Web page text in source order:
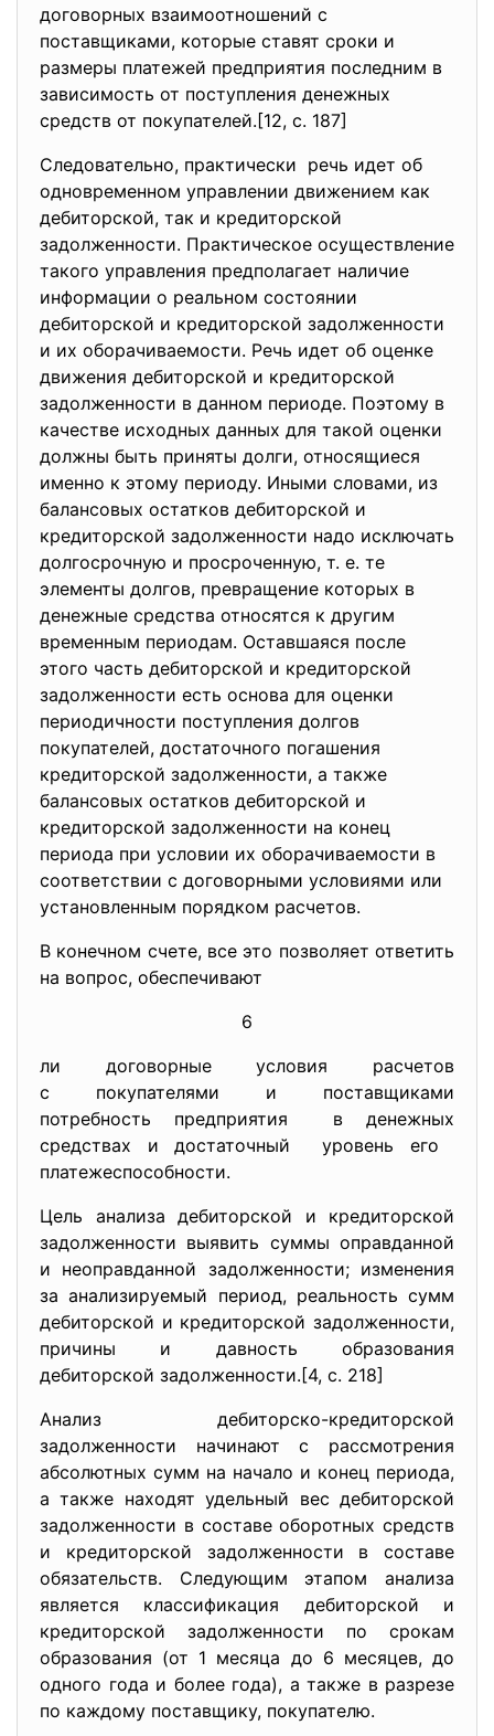
договорных взаимоотношений с
поставщиками, которые ставят сроки и
размеры платежей предприятия последним в
зависимость от поступления денежных
средств от покупателей.[12, с. 187]
Следовательно, практически речь идет об
одновременном управлении движением как
дебиторской, так и кредиторской
задолженности. Практическое осуществление
такого управления предполагает наличие
информации о реальном состоянии
дебиторской и кредиторской задолженности
и их оборачиваемости. Речь идет об оценке
движения дебиторской и кредиторской
задолженности в данном периоде. Поэтому в
качестве исходных данных для такой оценки
должны быть приняты долги, относящиеся
именно к этому периоду. Иными словами, из
балансовых остатков дебиторской и
кредиторской задолженности надо исключать
долгосрочную и просроченную, т. е. те
элементы долгов, превращение которых в
денежные средства относятся к другим
временным периодам. Оставшаяся после
этого часть дебиторской и кредиторской
задолженности есть основа для оценки
периодичности поступления долгов
покупателей, достаточного погашения
кредиторской задолженности, а также
балансовых остатков дебиторской и
кредиторской задолженности на конец
периода при условии их оборачиваемости в
соответствии с договорными условиями или
установленным порядком расчетов.
В конечном счете, все это позволяет ответить
на вопрос, обеспечивают
6
ли договорные условия расчетов
с покупателями и поставщиками
потребность предприятия в денежных
средствах и достаточный уровень его
платежеспособности.
Цель анализа дебиторской и кредиторской
задолженности выявить суммы оправданной
и неоправданной задолженности; изменения
за анализируемый период, реальность сумм
дебиторской и кредиторской задолженности,
причины и давность образования
дебиторской задолженности.[4, с. 218]
Анализ дебиторско-кредиторской
задолженности начинают с рассмотрения
абсолютных сумм на начало и конец периода,
а также находят удельный вес дебиторской
задолженности в составе оборотных средств
и кредиторской задолженности в составе
обязательств. Следующим этапом анализа
является классификация дебиторской и
кредиторской задолженности по срокам
образования (от 1 месяца до 6 месяцев, до
одного года и более года), а также в разрезе
по каждому поставщику, покупателю.